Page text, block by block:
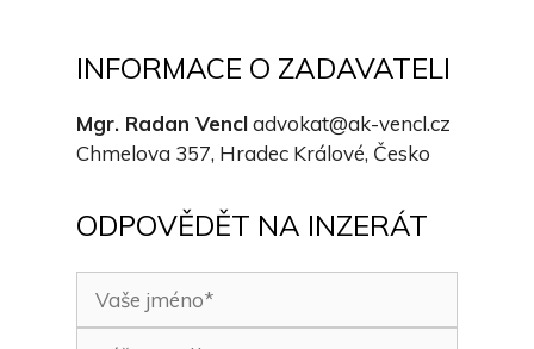
INFORMACE O ZADAVATELI
Mgr. Radan Vencladvokat@ak-vencl.cz
Chmelova 357, Hradec Králové, Česko
ODPOVĚDĚT NA INZERÁT